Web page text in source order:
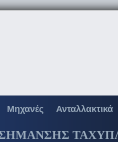
Μηχανές Ανταλλακτικά